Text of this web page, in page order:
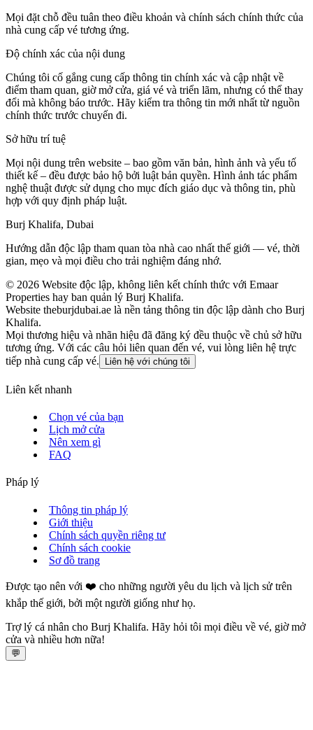
Mọi đặt chỗ đều tuân theo điều khoản và chính sách chính thức của
nhà cung cấp vé tương ứng.
Độ chính xác của nội dung
Chúng tôi cố gắng cung cấp thông tin chính xác và cập nhật về
điểm tham quan, giờ mở cửa, giá vé và triển lãm, nhưng có thể thay
đổi mà không báo trước. Hãy kiểm tra thông tin mới nhất từ nguồn
chính thức trước chuyến đi.
Sở hữu trí tuệ
Mọi nội dung trên website – bao gồm văn bản, hình ảnh và yếu tố
thiết kế – đều được bảo hộ bởi luật bản quyền. Hình ảnh tác phẩm
nghệ thuật được sử dụng cho mục đích giáo dục và thông tin, phù
hợp với quy định pháp luật.
Burj Khalifa, Dubai
Hướng dẫn độc lập tham quan tòa nhà cao nhất thế giới — vé, thời
gian, mẹo và mọi điều cho trải nghiệm đáng nhớ.
© 2026 Website độc lập, không liên kết chính thức với Emaar
Properties hay ban quản lý Burj Khalifa.
Website theburjdubai.ae là nền tảng thông tin độc lập dành cho Burj
Khalifa.
Mọi thương hiệu và nhãn hiệu đã đăng ký đều thuộc về chủ sở hữu
tương ứng. Với các câu hỏi liên quan đến vé, vui lòng liên hệ trực
tiếp nhà cung cấp vé.
Liên hệ với chúng tôi
Liên kết nhanh
Chọn vé của bạn
Lịch mở cửa
Nên xem gì
FAQ
Pháp lý
Thông tin pháp lý
Giới thiệu
Chính sách quyền riêng tư
Chính sách cookie
Sơ đồ trang
Được tạo nên với ❤️ cho những người yêu du lịch và lịch sử trên
khắp thế giới, bởi một người giống như họ.
Trợ lý cá nhân cho Burj Khalifa. Hãy hỏi tôi mọi điều về vé, giờ mở
cửa và nhiều hơn nữa!
💬